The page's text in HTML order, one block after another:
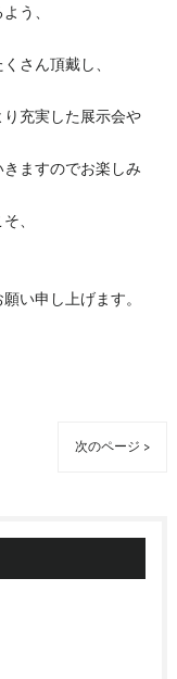
う、
さん頂戴し、
充実した展示会や
ますのでお楽しみ
、
い申し上げます。
次のページ >